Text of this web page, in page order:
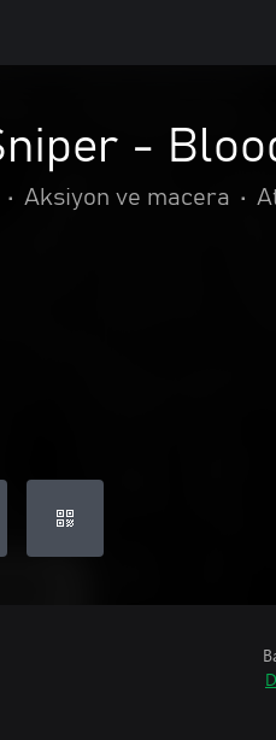
-
• Aksiyon ve macera •